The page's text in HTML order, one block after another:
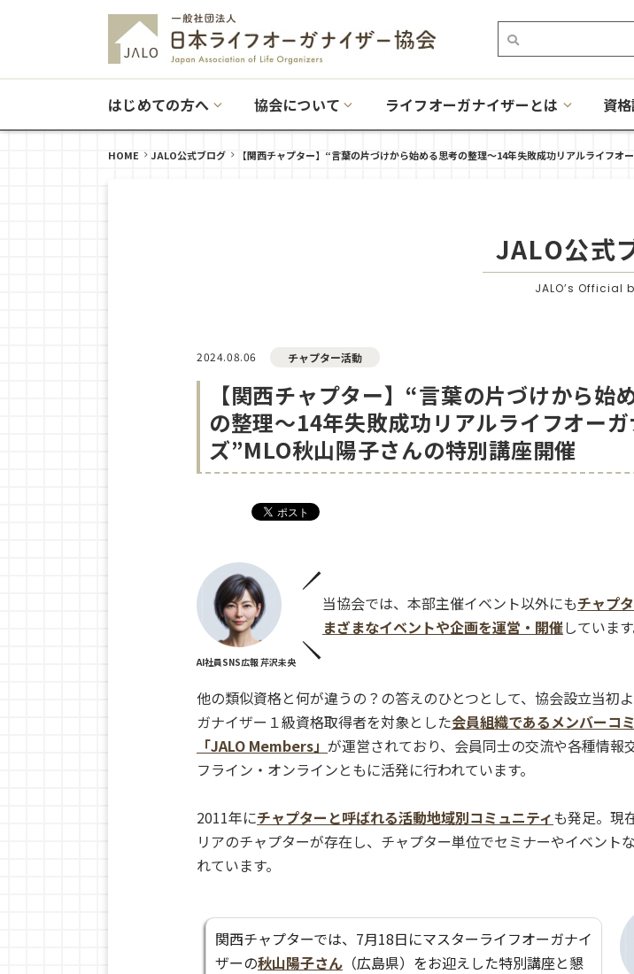
はじめての方へ 協会について ライフオーガナイザーとは 資
HOME JALO公式ブログ 【関西チャプター】“言葉の片づけから始める思考の整理〜14年失敗成功リアルライフ
JALO公式
JALO’s Official
2024.08.06 チャプター活動
【関西チャプター】“言葉の片づけから始
の整理〜14年失敗成功リアルライフオーガ
ズ”MLO秋山陽子さんの特別講座開催
AI社員SNS広報 芹沢未央
当協会では、本部主催イベント以外にもチャプ
まざまなイベントや企画を運営・開催しています
他の類似資格と何が違うの？の答えのひとつとして、協会設立当初
ガナイザー１級資格取得者を対象とした会員組織であるメンバーコ
「JALO Members」 が運営されており、会員同士の交流や各種情報
フライン・オンラインともに活発に行われています。
2011年にチャプターと呼ばれる活動地域別コミュニティも発足。現
リアのチャプターが存在し、チャプター単位でセミナーやイベント
れています。
関西チャプターでは、7月18日にマスターライフオーガナイ
ザーの秋山陽子さん （広島県）をお迎えした特別講座と懇